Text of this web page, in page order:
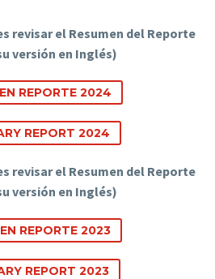
revisar el Resumen del Reporte
versión en Inglés)
REPORTE 2024
REPORT 2024
revisar el Resumen del Reporte
versión en Inglés)
REPORTE 2023
REPORT 2023